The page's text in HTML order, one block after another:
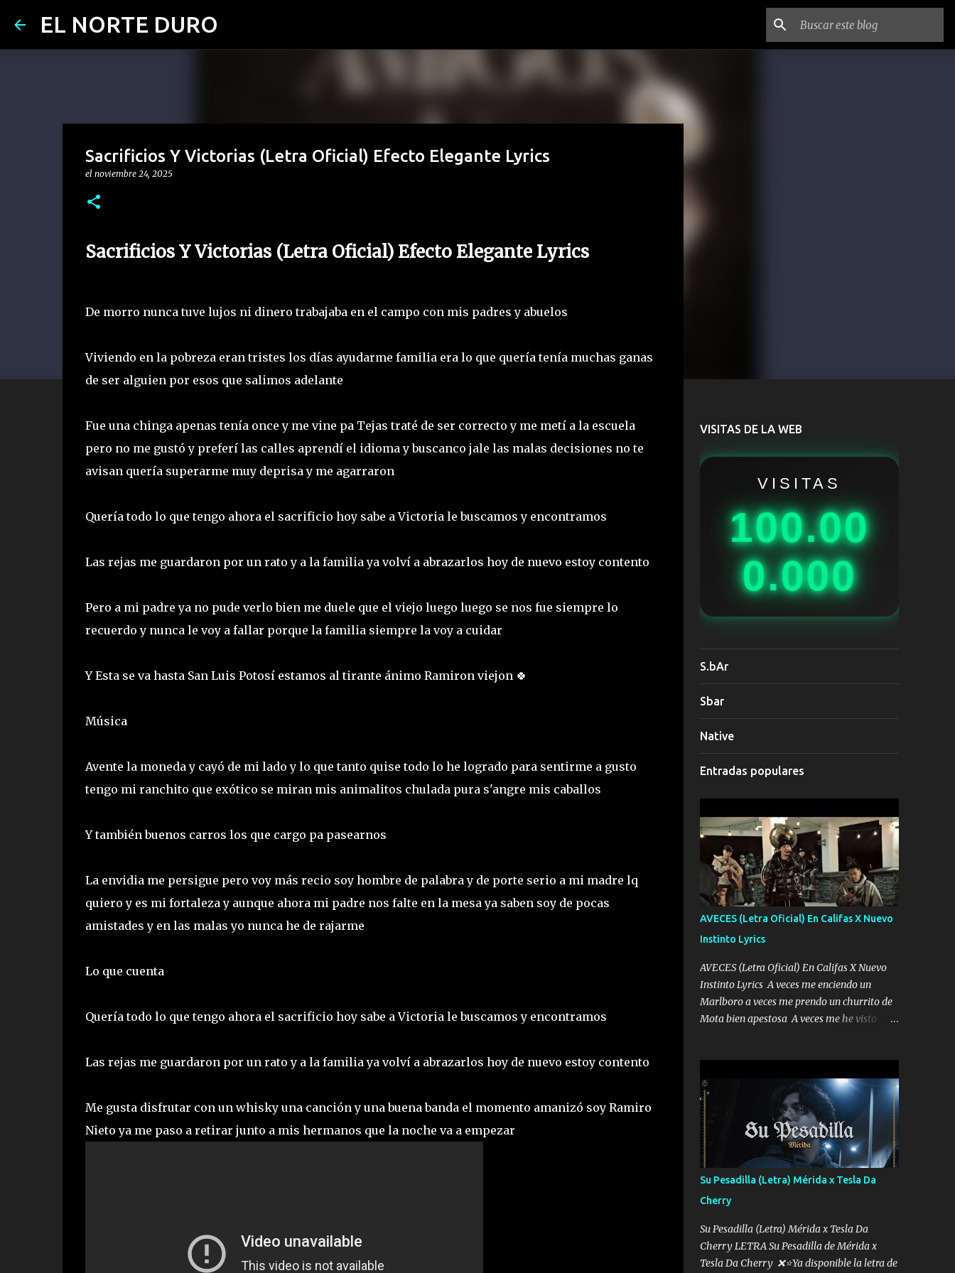
EL NORTE DURO
Sacrificios Y Victorias (Letra Oficial) Efecto Elegante Lyrics
el noviembre 24, 2025
Sacrificios Y Victorias (Letra Oficial) Efecto Elegante Lyrics
De morro nunca tuve lujos ni dinero trabajaba en el campo con mis padres y abuelos
Viviendo en la pobreza eran tristes los días ayudarme familia era lo que quería tenía muchas ganas
de ser alguien por esos que salimos adelante
Fue una chinga apenas tenía once y me vine pa Tejas traté de ser correcto y me metí a la escuela
pero no me gustó y preferí las calles aprendí el idioma y buscanco jale las malas decisiones no te
avisan quería superarme muy deprisa y me agarraron
Quería todo lo que tengo ahora el sacrificio hoy sabe a Victoria le buscamos y encontramos
Las rejas me guardaron por un rato y a la familia ya volví a abrazarlos hoy de nuevo estoy contento
Pero a mi padre ya no pude verlo bien me duele que el viejo luego luego se nos fue siempre lo
recuerdo y nunca le voy a fallar porque la familia siempre la voy a cuidar
Y Esta se va hasta San Luis Potosí estamos al tirante ánimo Ramiron viejon 🍀
Música
Avente la moneda y cayó de mi lado y lo que tanto quise todo lo he logrado para sentirme a gusto
tengo mi ranchito que exótico se miran mis animalitos chulada pura s'angre mis caballos
Y también buenos carros los que cargo pa pasearnos
La envidia me persigue pero voy más recio soy hombre de palabra y de porte serio a mi madre lq
quiero y es mi fortaleza y aunque ahora mi padre nos falte en la mesa ya saben soy de pocas
amistades y en las malas yo nunca he de rajarme
Lo que cuenta
Quería todo lo que tengo ahora el sacrificio hoy sabe a Victoria le buscamos y encontramos
Las rejas me guardaron por un rato y a la familia ya volví a abrazarlos hoy de nuevo estoy contento
Me gusta disfrutar con un whisky una canción y una buena banda el momento amanizó soy Ramiro
Nieto ya me paso a retirar junto a mis hermanos que la noche va a empezar
VISITAS DE LA WEB
VISITAS
100.00
0.000
S.bAr
Sbar
Native
Entradas populares
AVECES (Letra Oficial) En Califas X Nuevo
Instinto Lyrics
AVECES (Letra Oficial) En Califas X Nuevo
Instinto Lyrics A veces me enciendo un
Marlboro a veces me prendo un churrito de
Mota bien apestosa A veces me he visto
me mandó yo tengo el control a todos yo les
paro el dedo soy hocicon un malcriado un
malandrón Que Les importa no saben nada
falsas las risas las que me miran hay gente
corriente no quieren verte subir de level
trucha mis plebes Música A veces me pongo
un sombrero a veces me ven la cachucha de
lado con la mirada siempre en alto A veces
me fajó una super o a veces me fajó una
Glock siempre armado todas las
generaciones yo traigo El chiste es que hago
Su Pesadilla (Letra) Mérida x Tesla Da
Cherry
Su Pesadilla (Letra) Mérida x Tesla Da
Cherry LETRA Su Pesadilla de Mérida x
Tesla Da Cherry ❌⭐Ya disponible la letra de